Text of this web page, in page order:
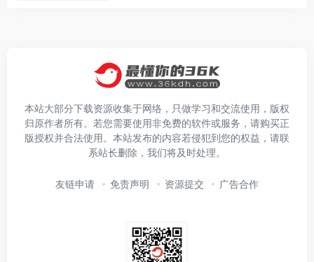
本站大部分下载资源收集于网络，只做学习和交流使用，版权
归原作者所有。若您需要使用非免费的软件或服务，请购买正
版授权并合法使用。本站发布的内容若侵犯到您的权益，请联
系站长删除，我们将及时处理。
友链申请 免责声明 资源提交 广告合作